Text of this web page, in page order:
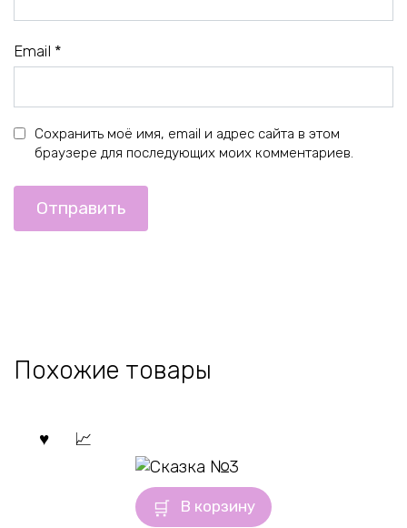
Email *
Сохранить моё имя, email и адрес сайта в этом
браузере для последующих моих комментариев.
Похожие товары
В корзину